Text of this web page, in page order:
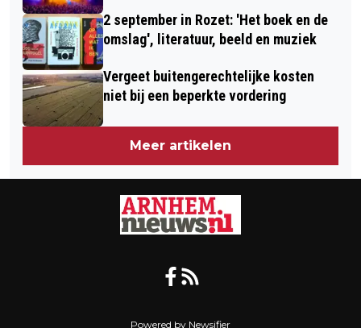
2 september in Rozet: 'Het boek en de
omslag', literatuur, beeld en muziek
Vergeet buitengerechtelijke kosten
niet bij een beperkte vordering
Meer artikelen
Powered by Newsifier